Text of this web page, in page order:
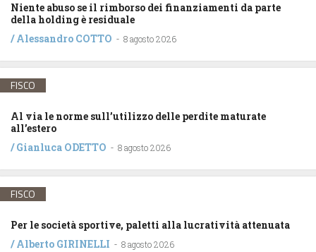
Niente abuso se il rimborso dei finanziamenti da parte
della holding è residuale
/Alessandro COTTO - 8 agosto 2026
FISCO
Al via le norme sull’utilizzo delle perdite maturate
all’estero
/Gianluca ODETTO - 8 agosto 2026
FISCO
Per le società sportive, paletti alla lucratività attenuata
/Alberto GIRINELLI - 8 agosto 2026